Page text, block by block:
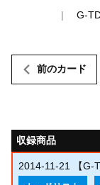
G-
前のカード
収録商品
2014-11-21 【